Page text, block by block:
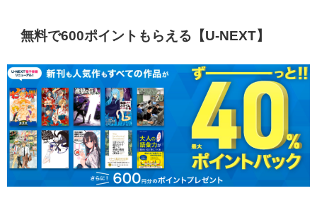
無料で600ポイントもらえる【U-NEXT】